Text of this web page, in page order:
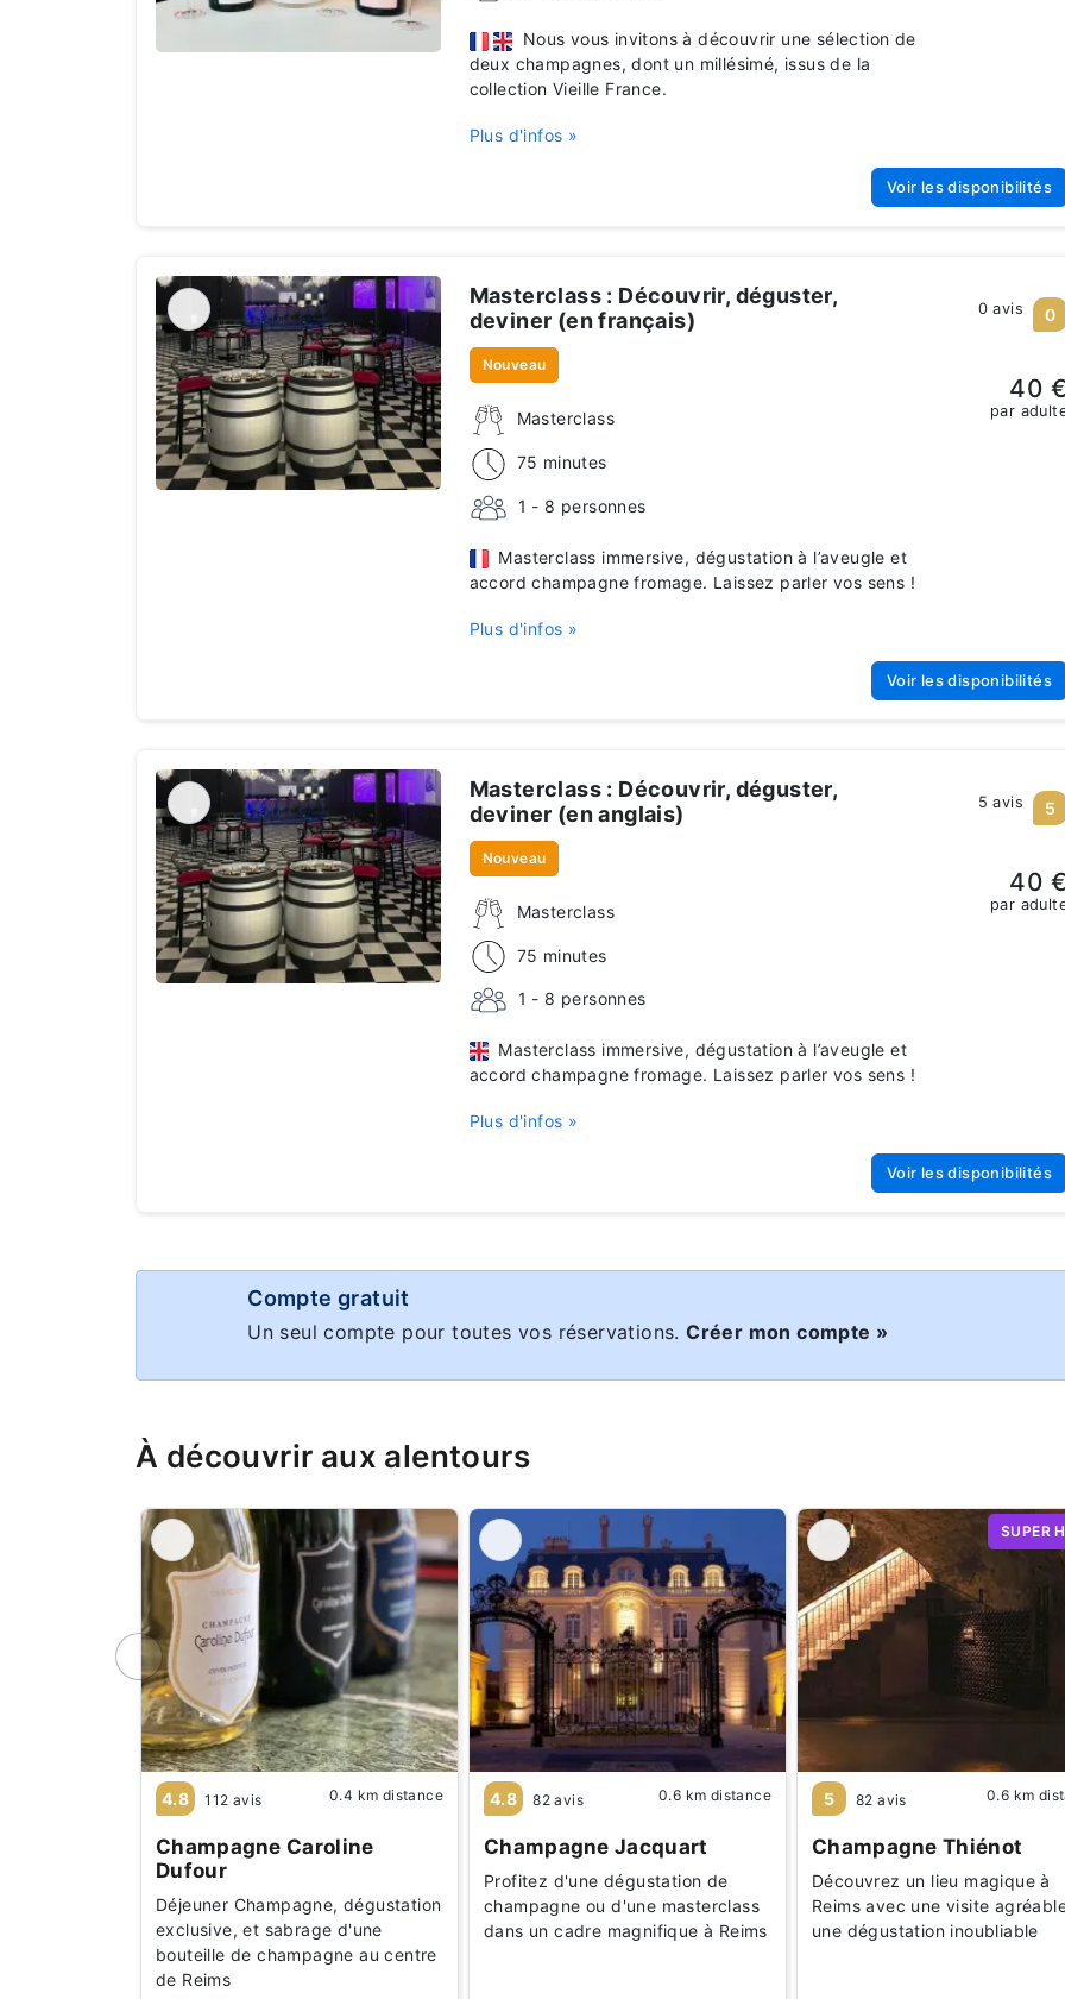
Nous vous invitons à découvrir une sélection de
deux champagnes, dont un millésimé, issus de la
collection Vieille France.
Plus d'infos »
Voir les disponibilités
Masterclass : Découvrir, déguster,
deviner (en français)
Nouveau
Masterclass
75 minutes
1 - 8 personnes
Masterclass immersive, dégustation à l’aveugle et
accord champagne fromage. Laissez parler vos sens !
Plus d'infos »
0
0 avis
40 €
par
Voir les disponibilités
Masterclass : Découvrir, déguster,
deviner (en anglais)
Nouveau
Masterclass
75 minutes
1 - 8 personnes
Masterclass immersive, dégustation à l’aveugle et
accord champagne fromage. Laissez parler vos sens !
Plus d'infos »
5
5 avis
40 €
par
Voir les disponibilités
Compte gratuit
Un seul compte pour toutes vos réservations.Créer mon compte »
À découvrir aux alentours
4.8 112 avis 0.4 km distance
Champagne Caroline
Dufour
Déjeuner Champagne, dégustation
exclusive, et sabrage d'une
bouteille de champagne au centre
de Reims
4.8 82 avis 0.6 km distance
Champagne Jacquart
Profitez d'une dégustation de
champagne ou d'une masterclass
dans un cadre magnifique à Reims
SUPER
5 82 avis 0.6 km
Champagne Thiénot
Découvrez un lieu magique à
Reims avec une visite
une dégustation inoubliable